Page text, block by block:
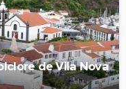
de Vila Nova